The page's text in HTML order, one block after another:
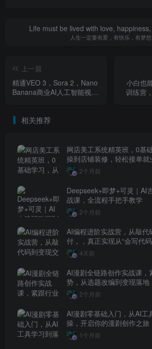
Life must be lived with love,
人生一定要有爱，有快乐，有梦想
上一篇
精通VEO 3，Sora 2，Nano
Banana商业AI人工智能视频
小白也
训练营
相关推荐
网店美工系统精英班，0基
操到店铺装修，轻松接单就
2个月前
Deepseek+即梦+可灵｜AI
战课，全流程手把手教学
2个月前
AI编程进阶实战营，从敲代
付，，真正实现从“会写代
盈利”的跨越
4天前
AI漫剧全链路创作实战课，
势，从选题改编到变现落地
质作品2个月前
AI漫剧零基础入门，从AI工
操，开启你的漫剧创作之旅
1个月前